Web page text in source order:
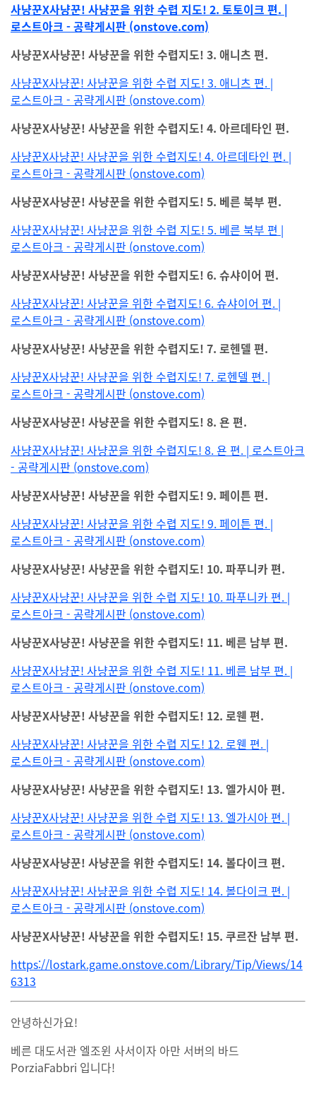
사냥꾼X사냥꾼! 사냥꾼을 위한 수렵 지도! 2. 토토이크 편. |
로스트아크 - 공략게시판 (onstove.com)
사냥꾼X사냥꾼! 사냥꾼을 위한 수렵지도! 3. 애니츠 편.
사냥꾼X사냥꾼! 사냥꾼을 위한 수렵 지도! 3. 애니츠 편. |
로스트아크 - 공략게시판 (onstove.com)
사냥꾼X사냥꾼! 사냥꾼을 위한 수렵지도! 4. 아르데타인 편.
사냥꾼X사냥꾼! 사냥꾼을 위한 수렵지도! 4. 아르데타인 편. |
로스트아크 - 공략게시판 (onstove.com)
사냥꾼X사냥꾼! 사냥꾼을 위한 수렵지도! 5. 베른 북부 편.
사냥꾼X사냥꾼! 사냥꾼을 위한 수렵 지도! 5. 베른 북부 편 |
로스트아크 - 공략게시판 (onstove.com)
사냥꾼X사냥꾼! 사냥꾼을 위한 수렵지도! 6. 슈샤이어 편.
사냥꾼X사냥꾼! 사냥꾼을 위한 수렵지도! 6. 슈샤이어 편. |
로스트아크 - 공략게시판 (onstove.com)
사냥꾼X사냥꾼! 사냥꾼을 위한 수렵지도! 7. 로헨델 편.
사냥꾼X사냥꾼! 사냥꾼을 위한 수렵지도! 7. 로헨델 편. |
로스트아크 - 공략게시판 (onstove.com)
사냥꾼X사냥꾼! 사냥꾼을 위한 수렵지도! 8. 욘 편.
사냥꾼X사냥꾼! 사냥꾼을 위한 수렵지도! 8. 욘 편. | 로스트아크
- 공략게시판 (onstove.com)
사냥꾼X사냥꾼! 사냥꾼을 위한 수렵지도! 9. 페이튼 편.
사냥꾼X사냥꾼! 사냥꾼을 위한 수렵 지도! 9. 페이튼 편. |
로스트아크 - 공략게시판 (onstove.com)
사냥꾼X사냥꾼! 사냥꾼을 위한 수렵지도! 10. 파푸니카 편.
사냥꾼X사냥꾼! 사냥꾼을 위한 수렵 지도! 10. 파푸니카 편. |
로스트아크 - 공략게시판 (onstove.com)
사냥꾼X사냥꾼! 사냥꾼을 위한 수렵지도! 11. 베른 남부 편.
사냥꾼X사냥꾼! 사냥꾼을 위한 수렵 지도! 11. 베른 남부 편. |
로스트아크 - 공략게시판 (onstove.com)
사냥꾼X사냥꾼! 사냥꾼을 위한 수렵지도! 12. 로웬 편.
사냥꾼X사냥꾼! 사냥꾼을 위한 수렵 지도! 12. 로웬 편. |
로스트아크 - 공략게시판 (onstove.com)
사냥꾼X사냥꾼! 사냥꾼을 위한 수렵지도! 13. 엘가시아 편.
사냥꾼X사냥꾼! 사냥꾼을 위한 수렵 지도! 13. 엘가시아 편. |
로스트아크 - 공략게시판 (onstove.com)
사냥꾼X사냥꾼! 사냥꾼을 위한 수렵지도! 14. 볼다이크 편.
사냥꾼X사냥꾼! 사냥꾼을 위한 수렵 지도! 14. 볼다이크 편. |
로스트아크 - 공략게시판 (onstove.com)
사냥꾼X사냥꾼! 사냥꾼을 위한 수렵지도! 15. 쿠르잔 남부 편.
https://lostark.game.onstove.com/Library/Tip/Views/14
6313
안녕하신가요!
베른 대도서관 엘조윈 사서이자 아만 서버의 바드
PorziaFabbri 입니다!